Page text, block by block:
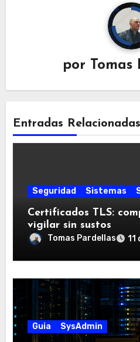
por Tomas
Entradas Relacionadas
Seguridad Sistemas
Certificados TLS:
vigilar sin sustos
Tomas Pardellas 11
Guia SysAdmin